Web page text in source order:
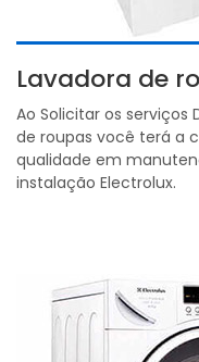
Lavadora de
Ao Solicitar os serviços
de roupas você terá a
qualidade em
instalação Electrolux.